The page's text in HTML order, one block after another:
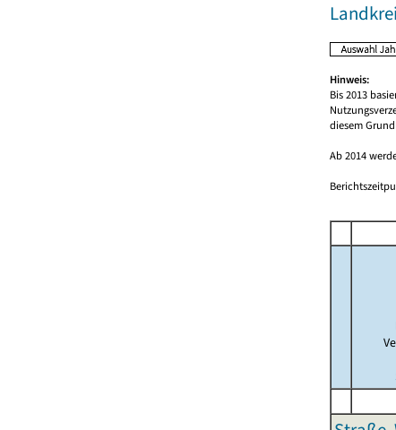
Hinweis:
Bis 2013
diesem
Ab 2014